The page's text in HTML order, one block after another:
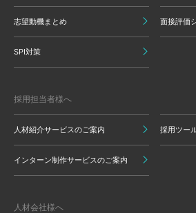
志望動機まとめ 面接評価
SPI対策
採用担当者様へ
人材紹介サービスのご案内 採用ツー
インターン制作サービスのご案内
人材会社様へ